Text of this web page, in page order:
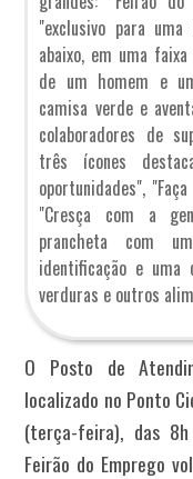
"exclusivo para
abaixo, em uma
de um homem e
camisa verde e
colaboradores de
três ícones
oportunidades",
"Cresça com a
prancheta com
identificação e
verduras e outros
O Posto de
localizado no Ponto
(terça-feira), das
Feirão do Emprego